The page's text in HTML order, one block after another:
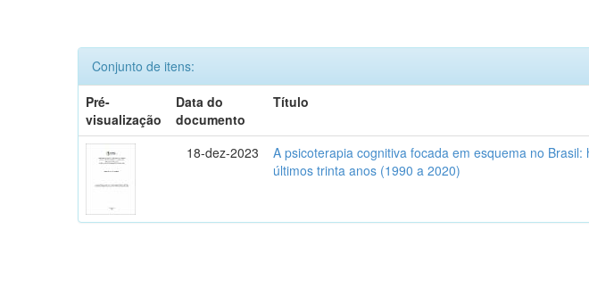
Conjunto de itens:
Pré-
visualização
Data do
documento
Título
18-dez-2023
A psicoterapia cognitiva focada em esquema no
últimos trinta anos (1990 a 2020)